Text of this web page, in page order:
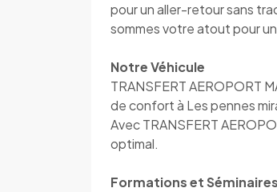
pour un aller-retour sans
sommes votre atout pour
Notre Véhicule
TRANSFERT AEROPORT
de confort à Les pennes
Avec TRANSFERT
optimal.
Formations et Séminaires